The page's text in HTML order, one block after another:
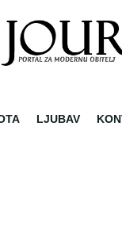
LJUBAV